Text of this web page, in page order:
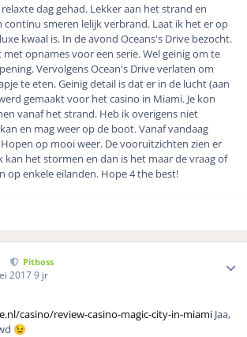
dag gehad. Lekker aan het strand en
continu smeren lelijk verbrand. Laat ik het er op
kwaal is. In de avond Oceans's Drive bezocht.
met opnames voor een serie. Wel geinig om te
Vervolgens Ocean's Drive verlaten om
te eten. Geinig detail is dat er in de lucht (aan
gemaakt voor het casino in Miami. Je kon
vanaf het strand. Heb ik overigens niet
en mag weer op de boot. Vanaf vandaag
op mooi weer. De vooruitzichten zien er
kan het stormen en dan is het maar de vraag of
op enkele eilanden. Hope 4 the best!
Pitboss
20179 jr
casino/review-casino-magic-city-in-miami Jaa,
😉